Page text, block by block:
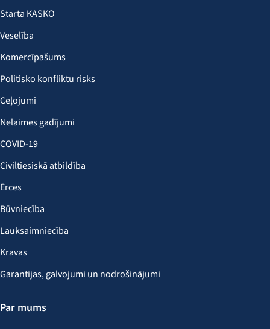
Starta KASKO
Veselība
Komercīpašums
Politisko konfliktu risks
Ceļojumi
Nelaimes gadījumi
COVID-19
Civiltiesiskā atbildība
Ērces
Būvniecība
Lauksaimniecība
Kravas
Garantijas, galvojumi un nodrošinājumi
Par mums